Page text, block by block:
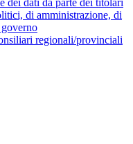
dei dati da parte dei titolari
di amministrazione, di
regionali/provinciali